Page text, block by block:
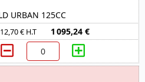
URBAN 125CC
€ H.T 1 095,24 €